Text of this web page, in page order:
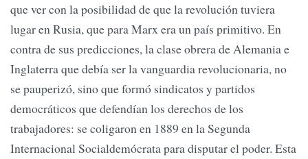
que ver con la posibilidad de que la revolución tuviera
lugar en Rusia, que para Marx era un país primitivo. En
contra de sus predicciones, la clase obrera de Alemania e
Inglaterra que debía ser la vanguardia revolucionaria, no
se pauperizó, sino que formó sindicatos y partidos
democráticos que defendían los derechos de los
trabajadores: se coligaron en 1889 en la Segunda
Internacional Socialdemócrata para disputar el poder. Esta